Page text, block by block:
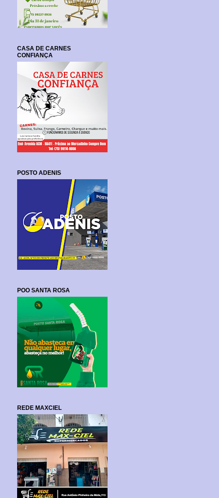
CASA DE CARNES
CONFIANÇA
POSTO ADENIS
POO SANTA ROSA
REDE MAXCIEL